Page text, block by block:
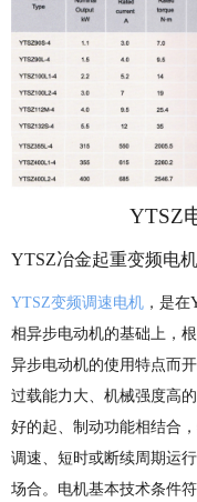
YTSZ
YTSZ冶金起重变频电
YTSZ变频调速电机 ，是在
相异步电动机的基础上，
异步电动机的使用特点而开
过载能力大、机械强度高
好的起、制动功能相结合
调速、短时或断续周期运
场合。电机基本技术条件